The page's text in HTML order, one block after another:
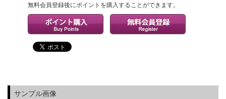
無料会員登録後にポイントを購入することができます。
サンプル画像